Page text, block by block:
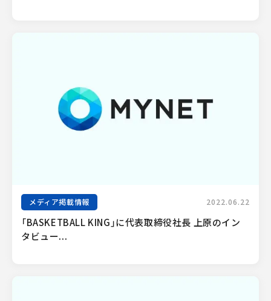
メディア掲載情報 2022.06.22
「BASKETBALL KING」に代表取締役社長 上原のイン
タビュー...